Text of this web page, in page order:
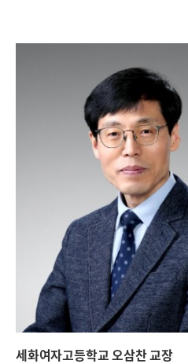
세화여자고등학교 오삼찬 교장